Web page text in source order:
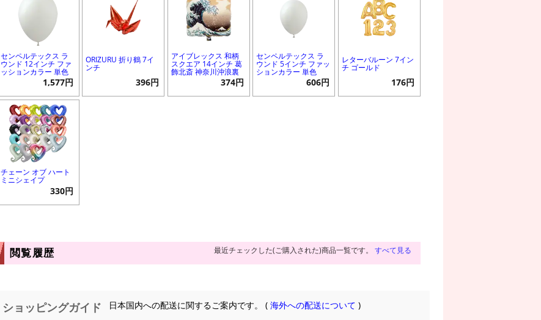
センペルテックス ラ
ウンド 12インチ ファ
ッションカラー 単色
1,577円
ORIZURU 折り鶴 7イ
ンチ
396円
アイブレックス 和柄
スクエア 14インチ 葛
飾北斎 神奈川沖浪裏
374円
センペルテックス ラ
ウンド 5インチ ファッ
ションカラー 単色
606円
レターバルーン 7イン
チ ゴールド
176円
チェーン オブ ハート
ミニシェイプ
330円
閲覧履歴 最近チェックした(ご購入された)商品一覧です。 すべて見る
ショッピングガイド 日本国内への配送に関するご案内です。 (海外への配送について )